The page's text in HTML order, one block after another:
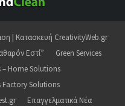
| Κατασκευή CreativityWeb.gr
Εστί”
Green Services
– Home Solutions
Factory Solutions
Επαγγελματικά Νέα